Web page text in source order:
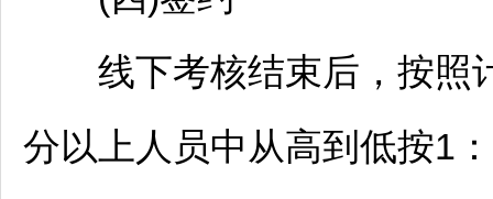
线下考核结束后，按照
分以上人员中从高到低按1